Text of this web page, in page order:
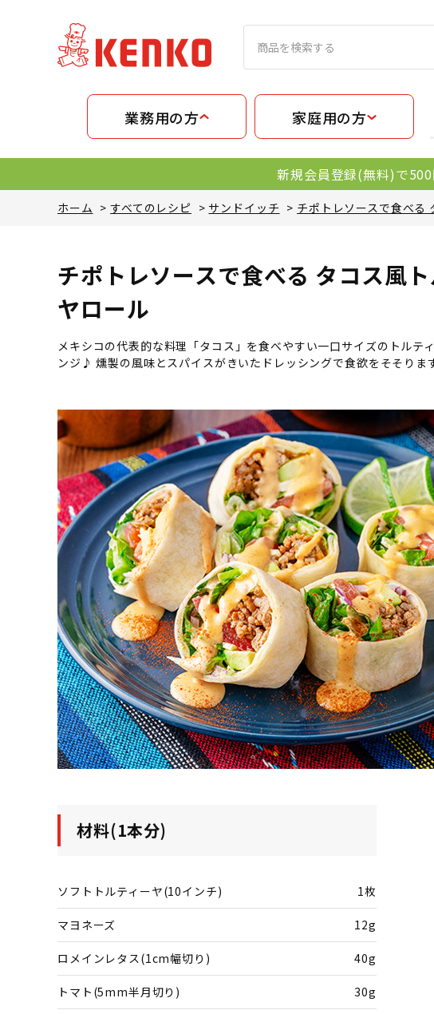
業務用の方 家庭用の方
新規会員登録(無料)で
ホーム >すべてのレシピ > サンドイッチ > チポトレソースで食べる
チポトレソースで食べる タコス風
ヤロール
メキシコの代表的な料理「タコス」を食べやすい一口サイズのトルテ
ンジ♪ 燻製の風味とスパイスがきいたドレッシングで食欲をそそります
材料(1本分)
ソフトトルティーヤ(10インチ) 1枚
マヨネーズ 12g
ロメインレタス(1cm幅切り) 40g
トマト(5mm半月切り) 30g